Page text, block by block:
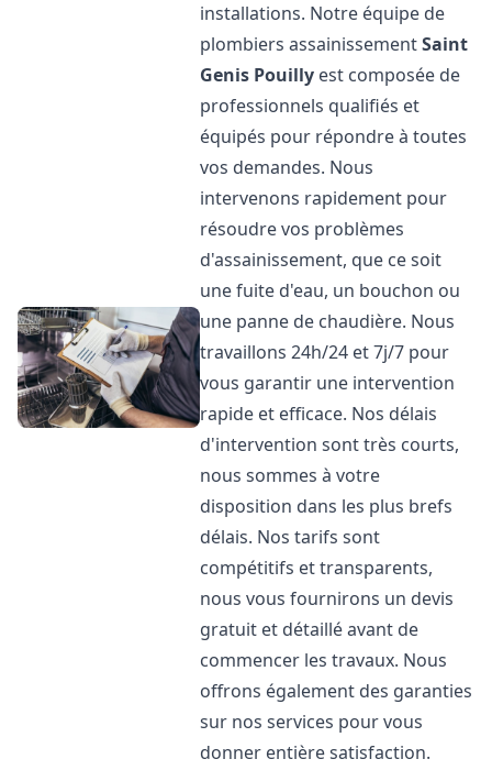
installations. Notre équipe de
plombiers assainissementSaint
Genis Pouilly est composée de
professionnels qualifiés et
équipés pour répondre à toutes
vos demandes. Nous
intervenons rapidement pour
résoudre vos problèmes
d'assainissement, que ce soit
une fuite d'eau, un bouchon ou
une panne de chaudière. Nous
travaillons 24h/24 et 7j/7 pour
vous garantir une intervention
rapide et efficace. Nos délais
d'intervention sont très courts,
nous sommes à votre
disposition dans les plus brefs
délais. Nos tarifs sont
compétitifs et transparents,
nous vous fournirons un devis
gratuit et détaillé avant de
commencer les travaux. Nous
offrons également des garanties
sur nos services pour vous
donner entière satisfaction.